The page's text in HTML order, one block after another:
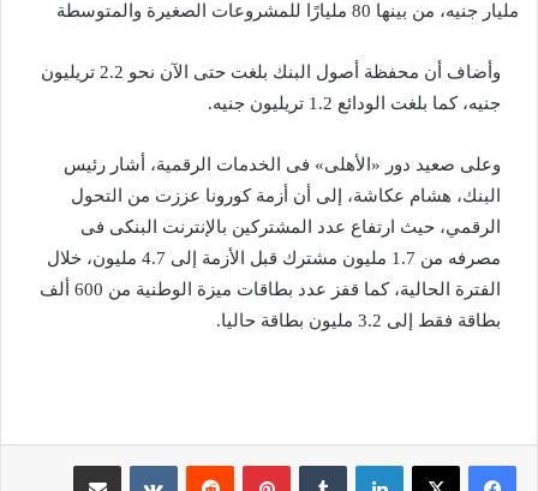
مليار جنيه، من بينها 80 مليارًا للمشروعات الصغيرة والمتوسطة
وأضاف أن محفظة أصول البنك بلغت حتى الآن نحو 2.2 تريليون
جنيه، كما بلغت الودائع 1.2 تريليون جنيه.
وعلى صعيد دور «الأهلى» فى الخدمات الرقمية، أشار رئيس
البنك، هشام عكاشة، إلى أن أزمة كورونا عززت من التحول
الرقمي، حيث ارتفاع عدد المشتركين بالإنترنت البنكى فى
مصرفه من 1.7 مليون مشترك قبل الأزمة إلى 4.7 مليون، خلال
الفترة الحالية، كما قفز عدد بطاقات ميزة الوطنية من 600 ألف
بطاقة فقط إلى 3.2 مليون بطاقة حاليا.
لينكدإن بينتيريست